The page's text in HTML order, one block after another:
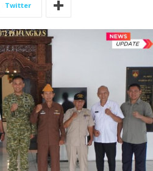
Twitter